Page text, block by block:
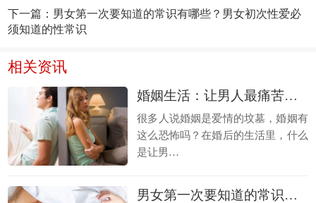
下一篇： 男女第一次要知道的常识有哪些？男女初次性爱必
须知道的性常识
相关资讯
婚姻生活：让男人最痛苦的五件事
很多人说婚姻是爱情的坟墓，婚姻有
这么恐怖吗？在婚后的生活里，什么
是让男…
男女第一次要知道的常识有哪些？男女初次性爱必须知道的性常识